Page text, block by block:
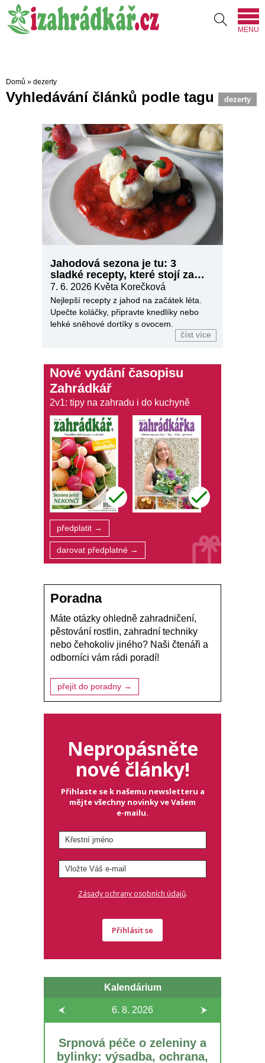
MENU
Domů » dezerty
Vyhledávání článků podle tagu dezerty
Jahodová sezona je tu: 3
sladké recepty, které stojí za
vyzkoušení
7. 6. 2026 Květa Korečková
Nejlepší recepty z jahod na začátek léta.
Upečte koláčky, připravte knedlíky nebo
lehké sněhové dortíky s ovocem.
číst více
Nové vydání časopisu
Zahrádkář
2v1: tipy na zahradu i do kuchyně
předplatit →
darovat předplatné →
Poradna
Máte otázky ohledně zahradničení,
pěstování rostlin, zahradní techniky
nebo čehokoliv jiného? Naši čtenáři a
odborníci vám rádi poradí!
přejít do poradny →
Nepropásněte
nové články!
Přihlaste se k našemu newsletteru a
mějte všechny novinky ve Vašem
e-mailu.
Zásady ochrany osobních údajů.
Přihlásit se
Kalendárium
6. 8. 2026
Srpnová péče o zeleniny a
bylinky: výsadba, ochrana,